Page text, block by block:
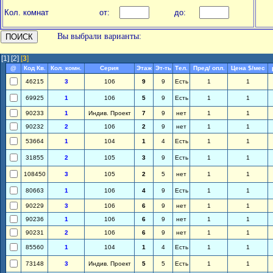
Кол. комнат от: до:
Вы выбрали варианты:
[1] [2] [3]
@ Код Кв. Кол. комн. Серия Этаж Эт-ть Тел. Пред/ опл. Цена $/мес
46215
3 106 9 9 Есть 1 1
69925 1 106 5 9 Есть 1 1
90233 1 Индив. Проект 7 9 нет 1
1
90232
2 106 2 9 нет 1 1
53664 1 104 1 4 Есть 1 1
31855 2 105 3 9 Есть 1 1
108450 3 105 2 5 нет 1 1
80663 1 106 4 9 Есть 1 1
90229 3 106 6 9 нет 1
1
90236
1 106 6 9 нет 1
1
90231
2 106 6 9 нет 1 1
85560 1 104 1 4 Есть 1 1
73148 3 Индив. Проект 5 5 Есть 1 1